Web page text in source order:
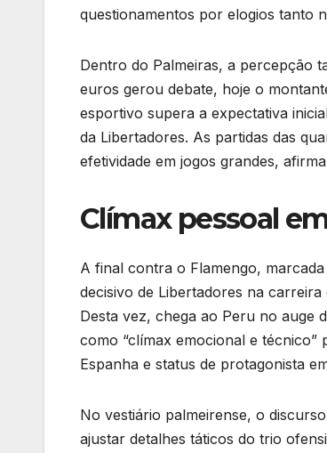
questionamentos por elogios tanto
Dentro do Palmeiras, a percepção
euros gerou debate, hoje o
esportivo supera a expectativa
da Libertadores. As partidas das
efetividade em jogos grandes,
Clímax pessoal
A final contra o Flamengo,
decisivo de Libertadores na
Desta vez, chega ao Peru no auge
como “clímax emocional e
Espanha e status de protagonista
No vestiário palmeirense, o
ajustar detalhes táticos do trio